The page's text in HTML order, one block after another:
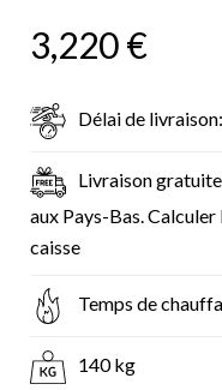
3,220€
Délai de
Livraison
aux Pays-Bas.
caisse
Temps de
140 kg